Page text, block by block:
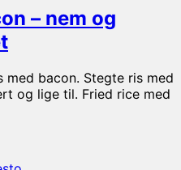
– nem og
bacon. Stegte ris med
og lige til. Fried rice med